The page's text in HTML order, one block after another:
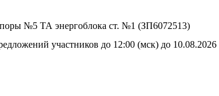
№5 ТА энергоблока ст. №1 (ЗП6072513)
участников до 12:00 (мск) до 10.08.2026